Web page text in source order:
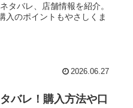
タバレ、店舗情報を紹介。
入のポイントもやさしくま
2026.06.27
バレ！購入方法や口